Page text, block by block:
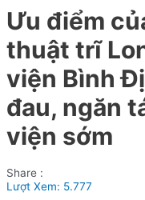
Ưu điểm
thuật trĩ
viện Bình
đau, ngăn
viện sớm
Share :
Lượt Xem: 5.777